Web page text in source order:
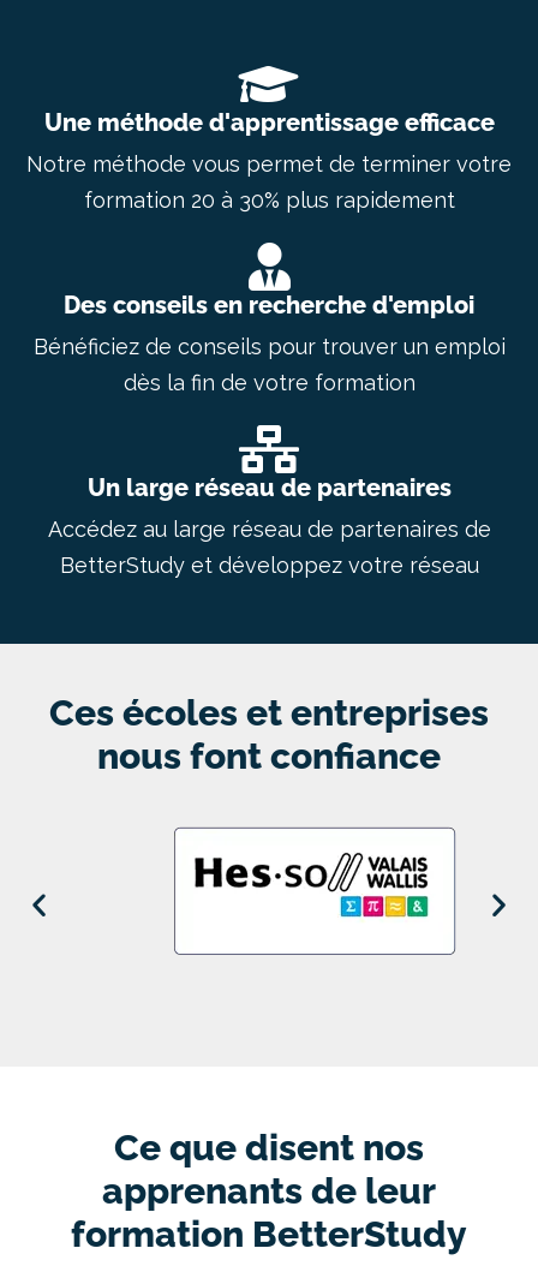
Une méthode d'apprentissage efficace
Notre méthode vous permet de terminer votre
formation 20 à 30% plus rapidement
Des conseils en recherche d'emploi
Bénéficiez de conseils pour trouver un emploi
dès la fin de votre formation
Un large réseau de partenaires
Accédez au large réseau de partenaires de
BetterStudy et développez votre réseau
Ces écoles et entreprises
nous font confiance
Ce que disent nos
apprenants de leur
formation BetterStudy